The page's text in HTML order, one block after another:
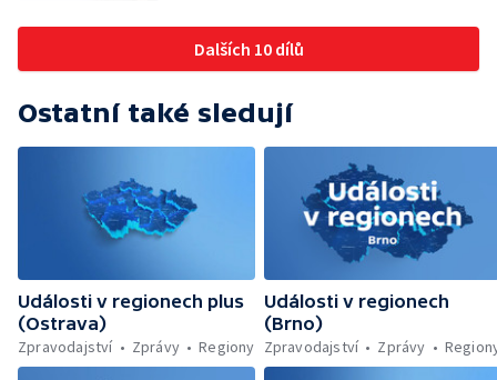
Jičíně
Dalších 10 dílů
Ostatní také sledují
Události v regionech plus
(Ostrava)
Zpravodajství
Zprávy Regiony
Události v regionech
(Brno)
Zpravodajství
Zprávy